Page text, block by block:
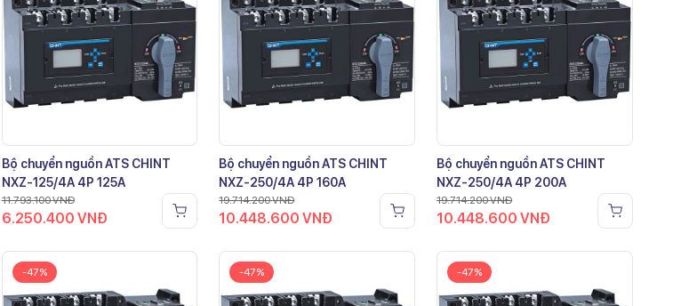
Bộ chuyển nguồn ATS CHINT
NXZ-125/4A 4P 125A
11.793.100VNĐ
6.250.400 VNĐ
Bộ chuyển nguồn ATS CHINT
NXZ-250/4A 4P 160A
19.714.200VNĐ
10.448.600VNĐ
Bộ chuyển nguồn ATS CHINT
NXZ-250/4A 4P 200A
19.714.200VNĐ
10.448.600VNĐ
-47% -47% -47%